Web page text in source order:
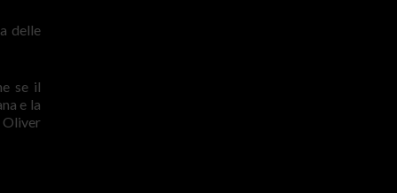
delle
se il
e la
Oliver